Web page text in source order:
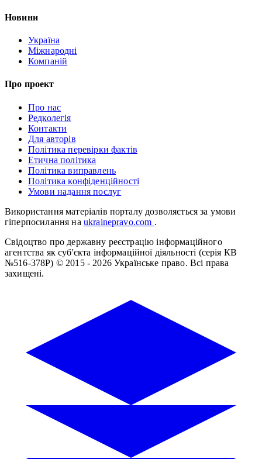
Новини
Україна
Міжнародні
Компаній
Про проект
Про нас
Редколегія
Контакти
Для авторів
Політика перевірки фактів
Етична політика
Політика виправлень
Політика конфіденційності
Умови надання послуг
Використання матеріалів порталу дозволяється за умови
гіперпосилання на ukrainepravo.com .
Свідоцтво про державну реєстрацію інформаційного
агентства як суб'єкта інформаційної діяльності (серія КВ
№516-378Р) © 2015 - 2026 Українське право. Всі права
захищені.